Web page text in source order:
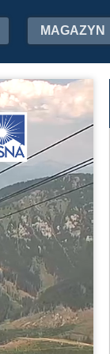
MAGAZYN